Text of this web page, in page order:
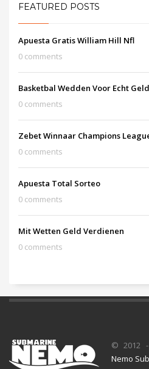
FEATURED POSTS
Apuesta Gratis William Hill Nfl
0 comments
Basketbal Wedden Voor Echt
0 comments
Zebet Winnaar Champions
0 comments
Apuesta Total Sorteo
0 comments
Mit Wetten Geld Verdienen
0 comments
© 2012 -
Nemo